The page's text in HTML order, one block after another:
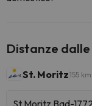
Distanze
St. Moritz155
St.Moritz Bad-